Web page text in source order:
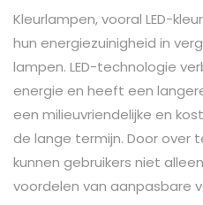
Kleurlampen, vooral LED-
hun energiezuinigheid in
lampen. LED-technologie
energie en heeft een
een milieuvriendelijke en
de lange termijn. Door over
kunnen gebruikers niet
voordelen van aanpasbare